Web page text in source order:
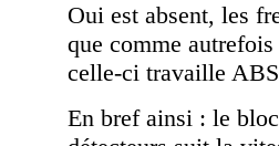
Oui est absent, les
que comme
celle-ci travaille
En bref ainsi : le